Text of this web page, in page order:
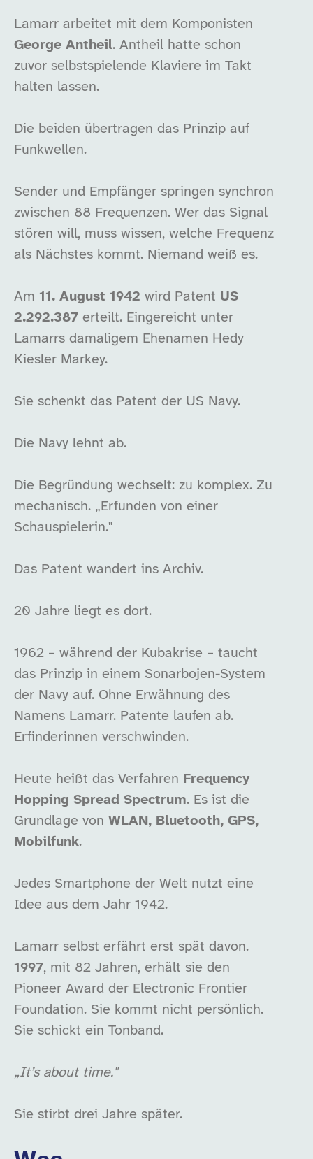
Lamarr arbeitet mit dem Komponisten
George Antheil. Antheil hatte schon
zuvor selbstspielende Klaviere im Takt
halten lassen.
Die beiden übertragen das Prinzip auf
Funkwellen.
Sender und Empfänger springen synchron
zwischen 88 Frequenzen. Wer das Signal
stören will, muss wissen, welche Frequenz
als Nächstes kommt. Niemand weiß es.
Am 11. August 1942 wird Patent US
2.292.387 erteilt. Eingereicht unter
Lamarrs damaligem Ehenamen Hedy
Kiesler Markey.
Sie schenkt das Patent der US Navy.
Die Navy lehnt ab.
Die Begründung wechselt: zu komplex. Zu
mechanisch. „Erfunden von einer
Schauspielerin."
Das Patent wandert ins Archiv.
20 Jahre liegt es dort.
1962 – während der Kubakrise – taucht
das Prinzip in einem Sonarbojen-System
der Navy auf. Ohne Erwähnung des
Namens Lamarr. Patente laufen ab.
Erfinderinnen verschwinden.
Heute heißt das Verfahren Frequency
Hopping Spread Spectrum. Es ist die
Grundlage von WLAN, Bluetooth, GPS,
Mobilfunk.
Jedes Smartphone der Welt nutzt eine
Idee aus dem Jahr 1942.
Lamarr selbst erfährt erst spät davon.
1997, mit 82 Jahren, erhält sie den
Pioneer Award der Electronic Frontier
Foundation. Sie kommt nicht persönlich.
Sie schickt ein Tonband.
„It’s about time."
Sie stirbt drei Jahre später.